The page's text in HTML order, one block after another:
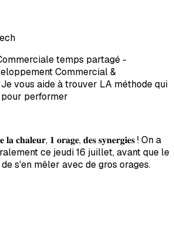
temps partagé -
Commercial &
vous aide à trouver LA méthode qui
performer
𝐥𝐚 𝐜𝐡𝐚𝐥𝐞𝐮𝐫, 𝟏 𝐨𝐫𝐚𝐠𝐞, 𝐝𝐞𝐬 𝐬𝐲𝐧𝐞𝐫𝐠𝐢𝐞𝐬 ! On a
ce jeudi 16 juillet, avant que le
s'en mêler avec de gros orages.